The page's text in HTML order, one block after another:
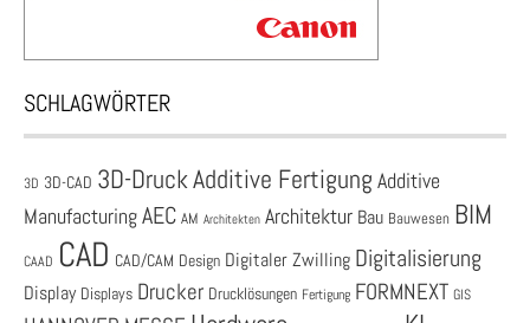
SCHLAGWÖRTER
3D 3D-CAD 3D-DruckAdditive Fertigung Additive
ManufacturingAEC AM Architekten Architektur Bau Bauwesen BIM
CAAD CAD CAD/CAM Design Digitaler Zwilling Digitalisierung
Display Displays Drucker Drucklösungen Fertigung FORMNEXT GIS